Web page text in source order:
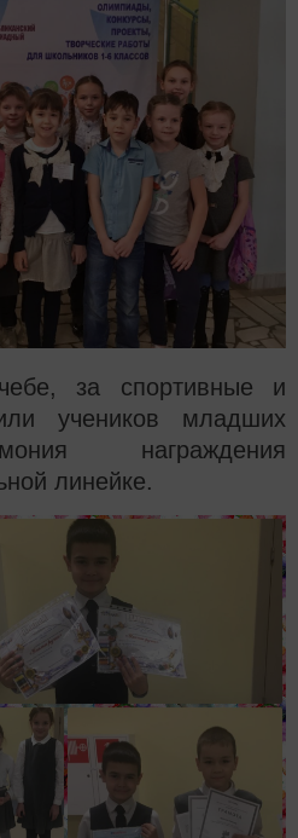
за спортивные и
учеников младших
награждения
линейке.